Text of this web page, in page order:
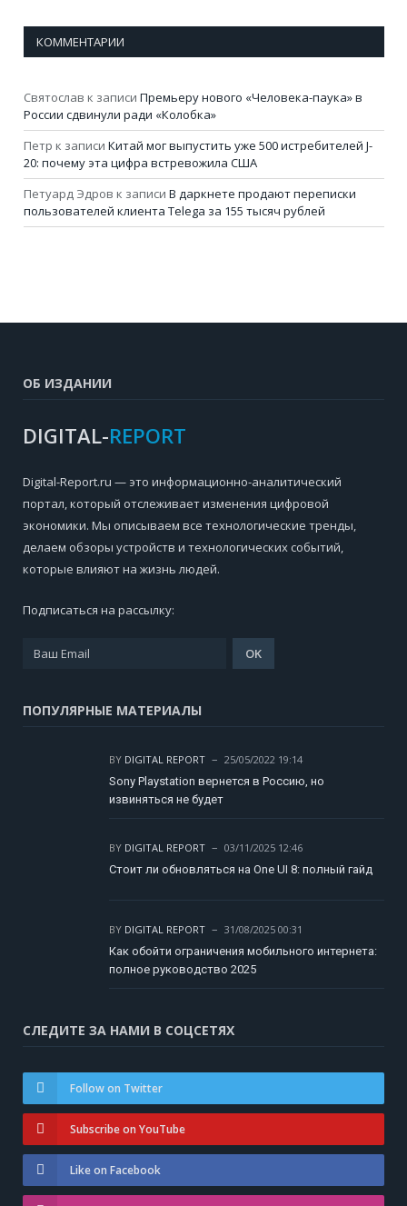
КОММЕНТАРИИ
Святослав к записи Премьеру нового «Человека-паука» в
России сдвинули ради «Колобка»
Петр к записи Китай мог выпустить уже 500 истребителей J-
20: почему эта цифра встревожила США
Петуард Эдров к записи В даркнете продают переписки
пользователей клиента Telega за 155 тысяч рублей
ОБ ИЗДАНИИ
DIGITAL-REPORT
Digital-Report.ru — это информационно-аналитический
портал, который отслеживает изменения цифровой
экономики. Мы описываем все технологические тренды,
делаем обзоры устройств и технологических событий,
которые влияют на жизнь людей.
Подписаться на рассылку:
ПОПУЛЯРНЫЕ МАТЕРИАЛЫ
BY DIGITAL REPORT
25/05/2022 19:14
Sony Playstation вернется в Россию, но
извиняться не будет
BY DIGITAL REPORT
03/11/2025 12:46
Стоит ли обновляться на One UI 8: полный гайд
BY DIGITAL REPORT
31/08/2025 00:31
Как обойти ограничения мобильного интернета:
полное руководство 2025
СЛЕДИТЕ ЗА НАМИ В СОЦСЕТЯХ
Follow on Twitter
Subscribe on YouTube
Like on Facebook